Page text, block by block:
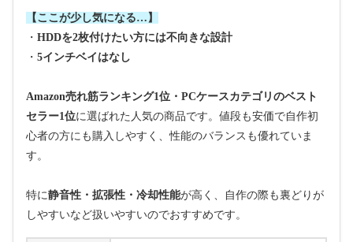
【ここが少し気になる…】
・ HDDを2枚付けたい方には不向きな設計
・ 5インチベイはなし
Amazon売れ筋ランキング1位・PCケースカテゴリのベスト
セラー1位に選ばれた人気の商品です。値段も安価で自作初
心者の方にも購入しやすく、性能のバランスも優れていま
す。
特に静音性・拡張性・冷却性能が高く、自作の際も裏どりが
しやすいなど扱いやすいのでおすすめです。